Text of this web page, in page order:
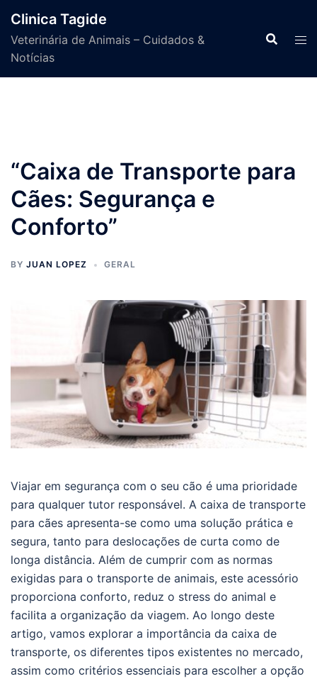
content
Clinica Tagide
Veterinária de Animais – Cuidados &
Notícias
“Caixa de Transporte para
Cães: Segurança e
Conforto”
BY JUAN LOPEZ GERAL
Viajar em segurança com o seu cão é uma prioridade
para qualquer tutor responsável. A caixa de transporte
para cães apresenta-se como uma solução prática e
segura, tanto para deslocações de curta como de
longa distância. Além de cumprir com as normas
exigidas para o transporte de animais, este acessório
proporciona conforto, reduz o stress do animal e
facilita a organização da viagem. Ao longo deste
artigo, vamos explorar a importância da caixa de
transporte, os diferentes tipos existentes no mercado,
assim como critérios essenciais para escolher a opção